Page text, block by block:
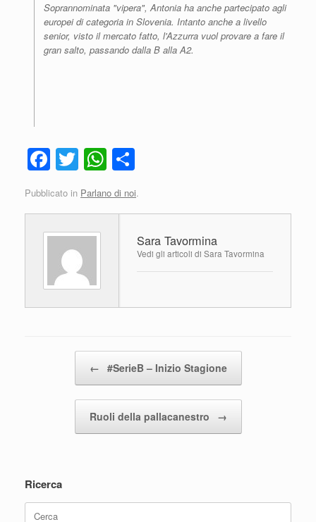
Soprannominata "vipera", Antonia ha anche partecipato agli
europei di categoria in Slovenia. Intanto anche a livello
senior, visto il mercato fatto, l'Azzurra vuol provare a fare il
gran salto, passando dalla B alla A2.
F
a
c
e
b
o
o
k
T
wi
tt
er
W
h
at
o
n
vi
di
Pubblicato in Parlano di noi.
Sara Tavormina
Vedi gli articoli di Sara Tavormina
← #SerieB – Inizio Stagione
Ruoli della pallacanestro →
Ricerca
Ricerca